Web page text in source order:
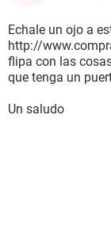
Echale un ojo a
http://
flipa con las
que tenga un
Un saludo